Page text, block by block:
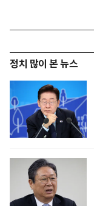
정치 많이 본 뉴스